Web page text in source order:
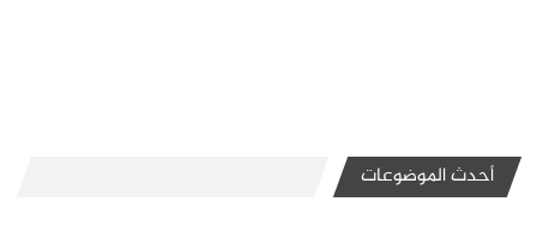
أحدث الموضوعات